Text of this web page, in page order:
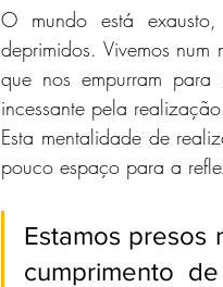
O mundo está exausto,
deprimidos. Vivemos num
que nos empurram
incessante pela
Esta mentalidade de
pouco espaço para a
Estamos presos
cumprimento